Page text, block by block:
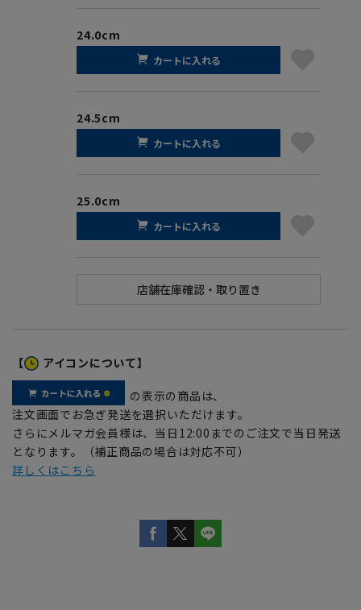
24.0cm
カートに入れる
24.5cm
カートに入れる
25.0cm
カートに入れる
【 アイコンについて】
の表示の商品は、
注文画面でお急ぎ発送を選択いただけます。
さらにメルマガ会員様は、当日12:00までのご注文で当日発送
となります。（補正商品の場合は対応不可）
詳しくはこちら